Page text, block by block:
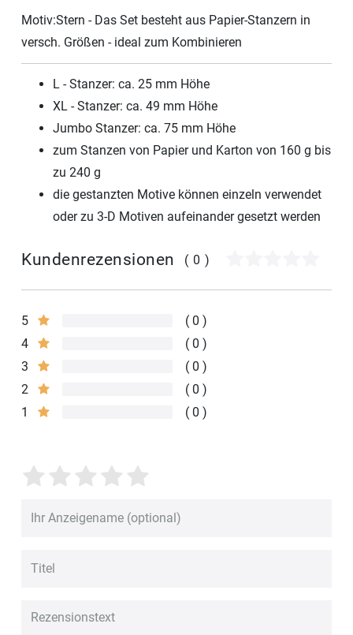
Motiv:Stern - Das Set besteht aus Papier-Stanzern in
versch. Größen - ideal zum Kombinieren
L - Stanzer: ca. 25 mm Höhe
XL - Stanzer: ca. 49 mm Höhe
Jumbo Stanzer: ca. 75 mm Höhe
zum Stanzen von Papier und Karton von 160 g bis
zu 240 g
die gestanzten Motive können einzeln verwendet
oder zu 3-D Motiven aufeinander gesetzt werden
Kundenrezensionen (0)
5
0
4
0
3
0
2
0
1
0